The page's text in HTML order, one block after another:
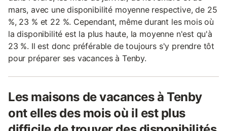
mars, avec une disponibilité moyenne respective, de 25
%, 23 % et 22 %. Cependant, même durant les mois où
la disponibilité est la plus haute, la moyenne n'est qu'à
23 %. Il est donc préférable de toujours s'y prendre tôt
pour préparer ses vacances à Tenby.
Les maisons de vacances à Tenby
ont elles des mois où il est plus